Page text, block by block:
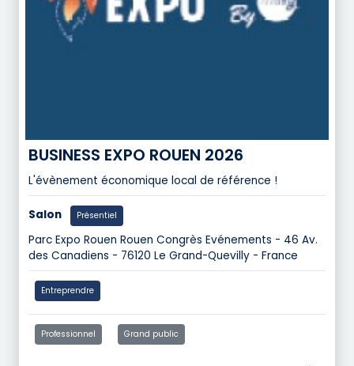
BUSINESS EXPO ROUEN 2026
L'évènement économique local de référence !
Salon Présentiel
Parc Expo Rouen Rouen Congrès Evénements - 46 Av.
des Canadiens - 76120 Le Grand-Quevilly - France
Entreprendre
Professionnel Grand public